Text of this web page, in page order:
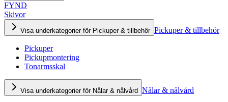
FYND
Skivor
Visa underkategorier för Pickuper & tillbehör Pickuper & tillbehör
Pickuper
Pickupmontering
Tonarmsskal
Visa underkategorier för Nålar & nålvård Nålar & nålvård